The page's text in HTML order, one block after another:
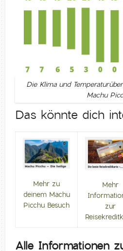
Die Klima und
Machu
Das könnte dich
Mehr zu
deinem Machu
Picchu Besuch
Mehr
zur
Alle Informationen